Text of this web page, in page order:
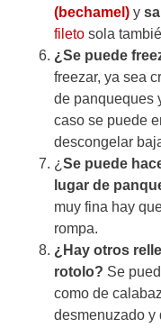
(bechamel) y
fileto sola
¿Se puede
freezar, ya sea
de panqueques
caso se puede
descongelar
¿ Se puede
lugar de
muy fina hay
rompa.
¿Hay otros
rotolo? Se
como de
desmenuzado y